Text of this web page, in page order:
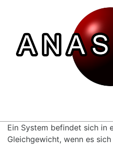
Ein System befindet sich in
Gleichgewicht, wenn es